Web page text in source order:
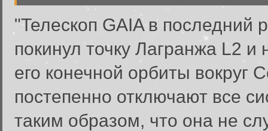
"Телескоп GAIA в последний
покинул точку Лагранжа L2
его конечной орбиты
постепенно отключают все
таким образом, что она не